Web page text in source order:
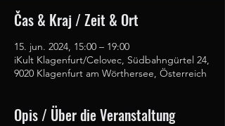
Čas & Kraj / Zeit & Ort
15. jun. 2024, 15:00 – 19:00
iKult Klagenfurt/Celovec, Südbahngürtel 24,
9020 Klagenfurt am Wörthersee, Österreich
Opis / Über die Veranstaltung